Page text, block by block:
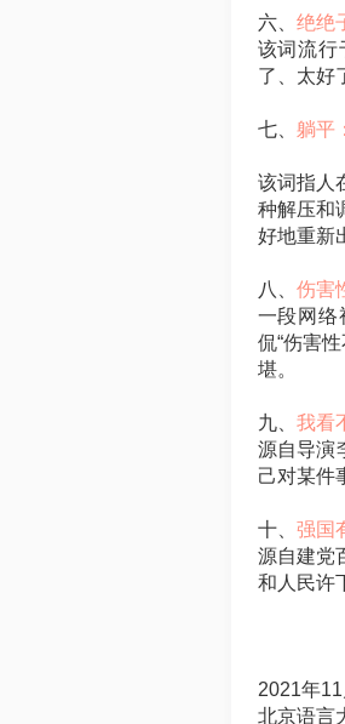
六、 绝绝
该词流行
了、太好
七、 躺平
该词指人
种解压和
好地重新
八、 伤害
一段网络
侃“伤害
堪。
九、 我看
源自导演
己对某件
十、 强国
源自建党
和人民许
2021年
北京语言